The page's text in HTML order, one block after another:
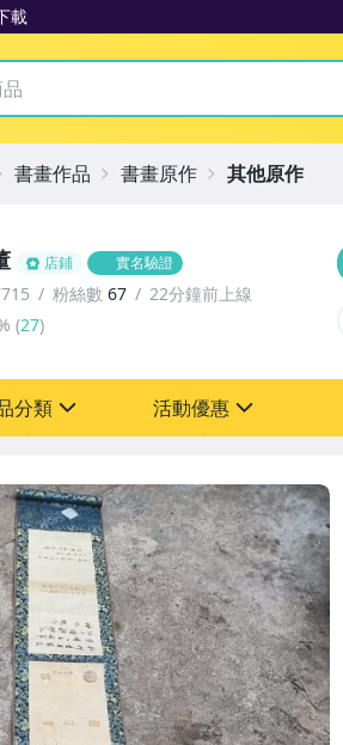
載
店鋪 實名驗證
粉絲數 67
22分鐘前上線
(27)
分類 活動優惠
[全店] 周年慶
書畫作品 書畫原作 其他原作